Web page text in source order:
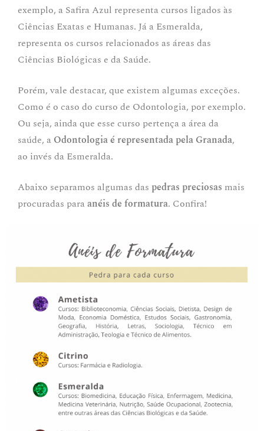
exemplo, a Safira Azul representa cursos ligados às
Ciências Exatas e Humanas. Já a Esmeralda,
representa os cursos relacionados as áreas das
Ciências Biológicas e da Saúde.
Porém, vale destacar, que existem algumas exceções.
Como é o caso do curso de Odontologia, por exemplo.
Ou seja, ainda que esse curso pertença a área da
saúde, a Odontologia é representada pela Granada,
ao invés da Esmeralda.
Abaixo separamos algumas das pedras preciosas mais
procuradas paraanéis de formatura. Confira!